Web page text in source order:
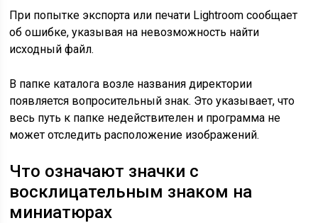
При попытке экспорта или печати Lightroom сообщает
об ошибке, указывая на невозможность найти
исходный файл.
В папке каталога возле названия директории
появляется вопросительный знак. Это указывает, что
весь путь к папке недействителен и программа не
может отследить расположение изображений.
Что означают значки с
восклицательным знаком на
миниатюрах